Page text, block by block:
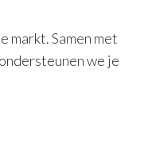
markt. Samen met
we je